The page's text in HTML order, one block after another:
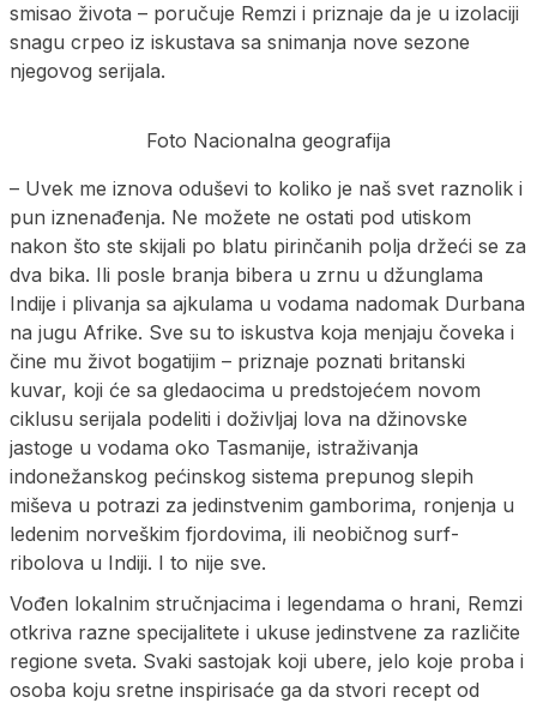
smisao života – poručuje Remzi i priznaje da je u izolaciji
snagu crpeo iz iskustava sa snimanja nove sezone
njegovog serijala.
Foto Nacionalna geografija
– Uvek me iznova oduševi to koliko je naš svet raznolik i
pun iznenađenja. Ne možete ne ostati pod utiskom
nakon što ste skijali po blatu pirinčanih polja držeći se za
dva bika. Ili posle branja bibera u zrnu u džunglama
Indije i plivanja sa ajkulama u vodama nadomak Durbana
na jugu Afrike. Sve su to iskustva koja menjaju čoveka i
čine mu život bogatijim – priznaje poznati britanski
kuvar, koji će sa gledaocima u predstojećem novom
ciklusu serijala podeliti i doživljaj lova na džinovske
jastoge u vodama oko Tasmanije, istraživanja
indonežanskog pećinskog sistema prepunog slepih
miševa u potrazi za jedinstvenim gamborima, ronjenja u
ledenim norveškim fjordovima, ili neobičnog surf-
ribolova u Indiji. I to nije sve.
Vođen lokalnim stručnjacima i legendama o hrani, Remzi
otkriva razne specijalitete i ukuse jedinstvene za različite
regione sveta. Svaki sastojak koji ubere, jelo koje proba i
osoba koju sretne inspirisaće ga da stvori recept od